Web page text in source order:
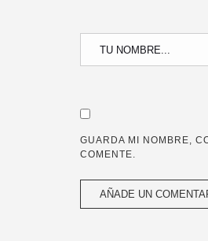
GUARDA MI NOMBRE,
COMENTE.